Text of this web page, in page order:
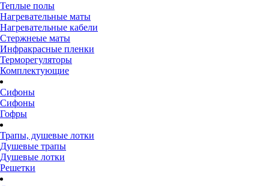
Теплые полы
Нагревательные маты
Нагревательные кабели
Стержнеые маты
Инфракрасные пленки
Терморегуляторы
Комплектующие
Сифоны
Сифоны
Гофры
Трапы, душевые лотки
Душевые трапы
Душевые лотки
Решетки